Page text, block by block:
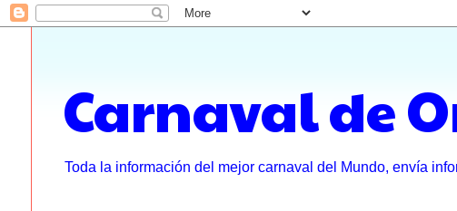
Carnaval de
Toda la información del mejor carnaval del Mundo, envía